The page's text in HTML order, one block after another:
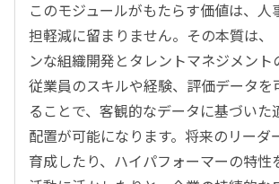
このモジュールがもたらす価値は、人
担軽減に留まりません。その本質は、
ンな組織開発とタレントマネジメント
従業員のスキルや経験、評価データを
ることで、客観的なデータに基づいた
配置が可能になります。将来のリーダ
育成したり、ハイパフォーマーの特性